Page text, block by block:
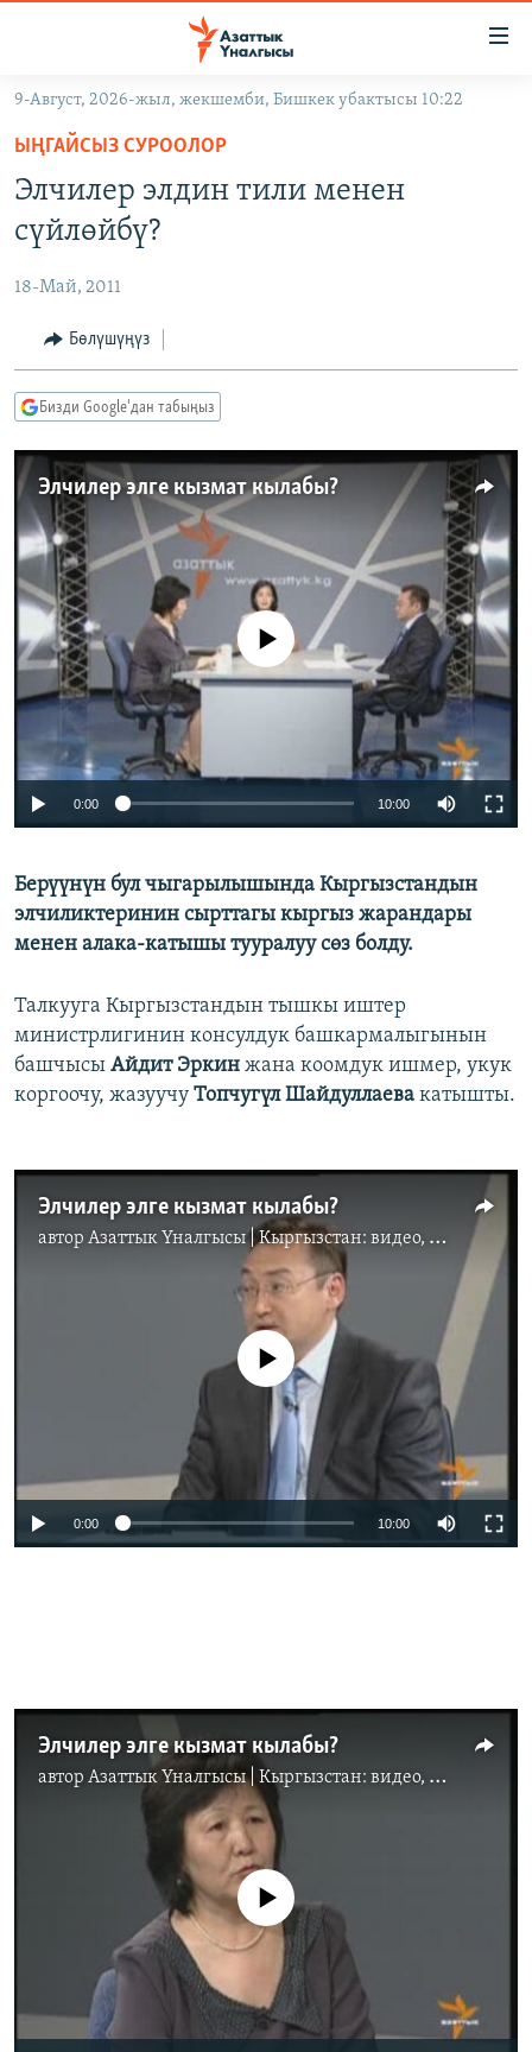
Навигацияга
өтүңүз
Издөөгө
салыңыз
ЖАҢЫЛЫКТАР
КЫРГЫЗСТАН
ЭКОНОМИКА
МАДАНИЯТ
БОРБОР АЗИЯ
УКРАИНА
АТАЙЫН ИЛИКТӨӨ
ТВ ПРОГРАММАЛАР
ЭКСПЕРТТЕР ТАЛДАЙТ
БИЗ ЖАНА ДҮЙНӨ
ДАНИСТЕ
ЭЖЕ-СИҢДИЛЕР
АЗАТТЫК+
ЫҢГАЙСЫЗ СУРООЛОР
ӨЗГӨЧӨ ПИКИР
Русский
ОНЛАЙН ШЕРИНЕ
ЭЕ/АРнун бардык сайттары
9-Август, 2026-жыл, жекшемби, Бишкек убактысы 10:22
ЫҢГАЙСЫЗ СУРООЛОР
Элчилер элдин тили менен
сүйлөйбү?
18-Май, 2011
Бөлүшүңүз
Бизди Google'дан табыңыз
Элчилер элге кызмат кылабы?
No media source currently available
0:00 10:00
Берүүнүн бул чыгарылышында Кыргызстандын
элчиликтеринин сырттагы кыргыз жарандары
менен алака-катышы тууралуу сөз болду.
Талкууга Кыргызстандын тышкы иштер
министрлигинин консулдук башкармалыгынын
башчысы Айдит Эркин жана коомдук ишмер, укук
коргоочу, жазуучу Топчугүл Шайдуллаева катышты.
Элчилер элге кызмат кылабы?
автор Азаттык Үналгысы | Кыргызстан: видео, фото, кабарлар
No media source currently available
0:00 10:00
Элчилер элге кызмат кылабы?
автор Азаттык Үналгысы | Кыргызстан: видео, фото, кабарлар
No media source currently available